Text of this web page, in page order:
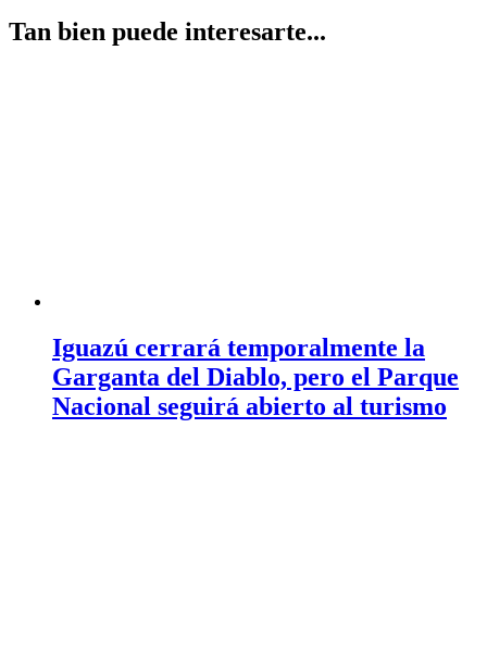
Tan bien puede interesarte...
Iguazú cerrará temporalmente la
Garganta del Diablo, pero el Parque
Nacional seguirá abierto al turismo